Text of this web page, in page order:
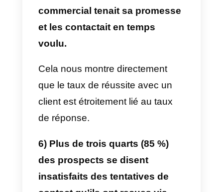
une décision d’achat via
WhatsApp.
En de multiples occasions, les
clients ont tendance à rejeter les
offres ou les promotions via
WhatsApp, cela se produit
simplement parce que les
vendeurs envoient de nombreux